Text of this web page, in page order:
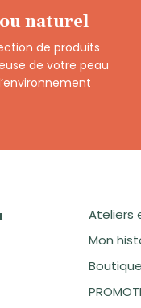
naturel
de produits
de votre peau
Ateliers
Mon
Boutique